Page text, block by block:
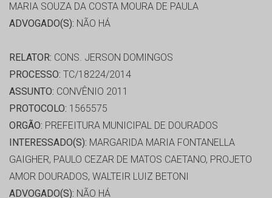
MARIA SOUZA DA COSTA MOURA DE PAULA
ADVOGADO(S): NÃO HÁ
RELATOR: CONS. JERSON DOMINGOS
PROCESSO: TC/18224/2014
ASSUNTO: CONVÊNIO 2011
PROTOCOLO: 1565575
ORGÃO: PREFEITURA MUNICIPAL DE DOURADOS
INTERESSADO(S): MARGARIDA MARIA FONTANELLA
GAIGHER, PAULO CEZAR DE MATOS CAETANO, PROJETO
AMOR DOURADOS, WALTEIR LUIZ BETONI
ADVOGADO(S): NÃO HÁ